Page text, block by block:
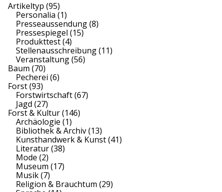
Artikeltyp (95)
Personalia (1)
Presseaussendung(8)
Pressespiegel (15)
Produkttest(4)
Stellenausschreibung(11)
Veranstaltung(56)
Baum (70)
Pecherei (6)
Forst(93)
Forstwirtschaft(67)
Jagd (27)
Forst & Kultur(146)
Archäologie (1)
Bibliothek & Archiv(13)
Kunsthandwerk & Kunst(41)
Literatur(38)
Mode (2)
Museum (17)
Musik(7)
Religion & Brauchtum (29)